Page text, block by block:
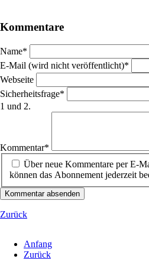
Kommentare
Pflichtfeld
Name*
Pflichtfeld
E-Mail (wird nicht veröffentlicht)*
Webseite
Pflichtfeld
Sicherheitsfrage*
1 und 2.
Kommentar*
Über neue Kommentare per E-
können das Abonnement jederzeit
Kommentar absenden
Zurück
Anfang
Zurück